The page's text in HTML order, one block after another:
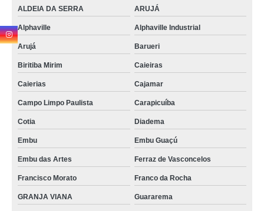
ALDEIA DA SERRA ARUJÁ
Alphaville Alphaville Industrial
Arujá Barueri
Biritiba Mirim Caieiras
Caierias Cajamar
Campo Limpo Paulista Carapicuíba
Cotia Diadema
Embu Embu Guaçú
Embu das Artes Ferraz de Vasconcelos
Francisco Morato Franco da Rocha
GRANJA VIANA Guararema